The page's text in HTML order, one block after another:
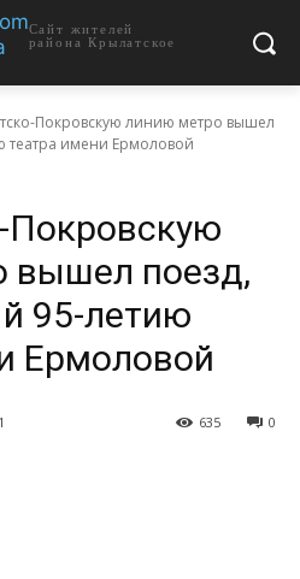
Сайт жителей
района Крылатское
Покровскую линию метро вышел
театра имени Ермоловой
Покровскую
вышел поезд,
95-летию
Ермоловой
0
635